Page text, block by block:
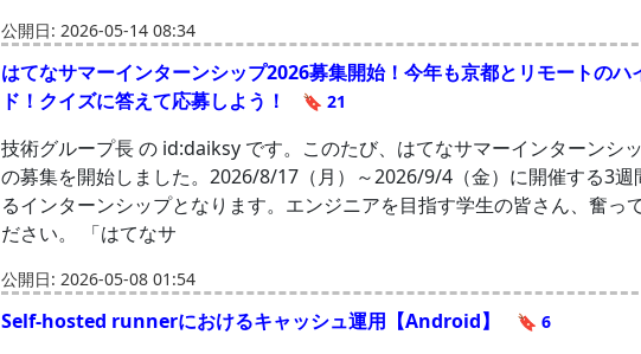
公開日: 2026-05-14 08:34
はてなサマーインターンシップ2026募集開始！今年も京都とリモートのハ
ド！クイズに答えて応募しよう！
🔖 21
技術グループ長 の id:daiksy です。このたび、はてなサマーインターンシ
の募集を開始しました。2026/8/17（月）～2026/9/4（金）に開催する3週
るインターンシップとなります。エンジニアを目指す学生の皆さん、奮っ
ださい。 「はてなサ
公開日: 2026-05-08 01:54
Self-hosted runnerにおけるキャッシュ運用【Android】 🔖 6